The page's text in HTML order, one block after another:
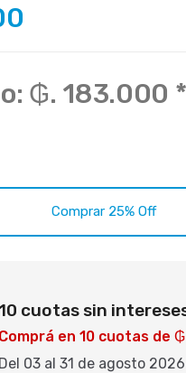
₲. 183.000 *
Comprar 25% Off
cuotas sin
Comprá en 10 cuotas de
Del 03 al 31 de agosto 2026